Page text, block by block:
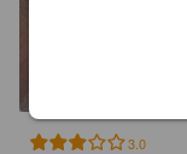
SOIF DE
Brasserie
3.0